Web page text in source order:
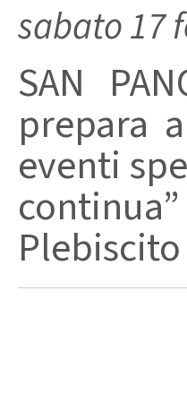
sabato 17
SAN
prepara
eventi
Plebiscito